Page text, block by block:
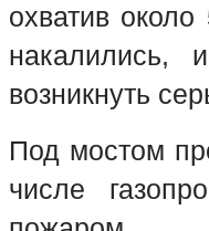
охватив
накалились,
возникнуть
Под мостом
числе